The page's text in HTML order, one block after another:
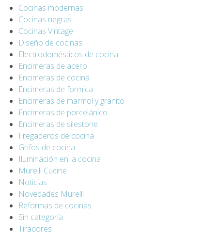
Cocinas modernas
Cocinas negras
Cocinas Vintage
Diseño de cocinas
Electrodomésticos de cocina
Encimeras de acero
Encimeras de cocina
Encimeras de formica
Encimeras de marmol y granito
Encimeras de porcelánico
Encimeras de silestone
Fregaderos de cocina
Grifos de cocina
Iluminación en la cocina
Murelli Cucine
Noticias
Novedades Murelli
Reformas de cocinas
Sin categoría
Tiradores